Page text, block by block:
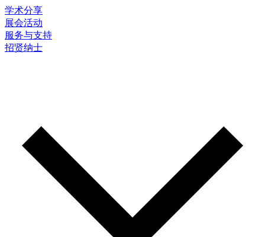
学术分享
展会活动
服务与支持
招贤纳士